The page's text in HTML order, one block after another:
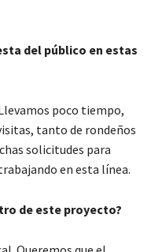
del público en estas
poco tiempo,
tanto de rondeños
solicitudes para
en esta línea.
de este proyecto?